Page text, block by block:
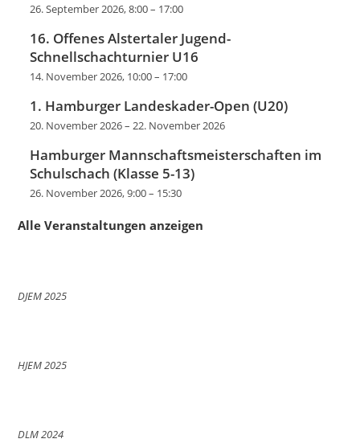
26. September 2026, 8:00– 17:00
16. Offenes Alstertaler Jugend-
Schnellschachturnier U16
14. November 2026, 10:00– 17:00
1. Hamburger Landeskader-Open (U20)
20. November 2026–22. November 2026
Hamburger Mannschaftsmeisterschaften im
Schulschach (Klasse 5-13)
26. November 2026, 9:00– 15:30
Alle Veranstaltungen anzeigen
DJEM 2025
HJEM 2025
DLM 2024